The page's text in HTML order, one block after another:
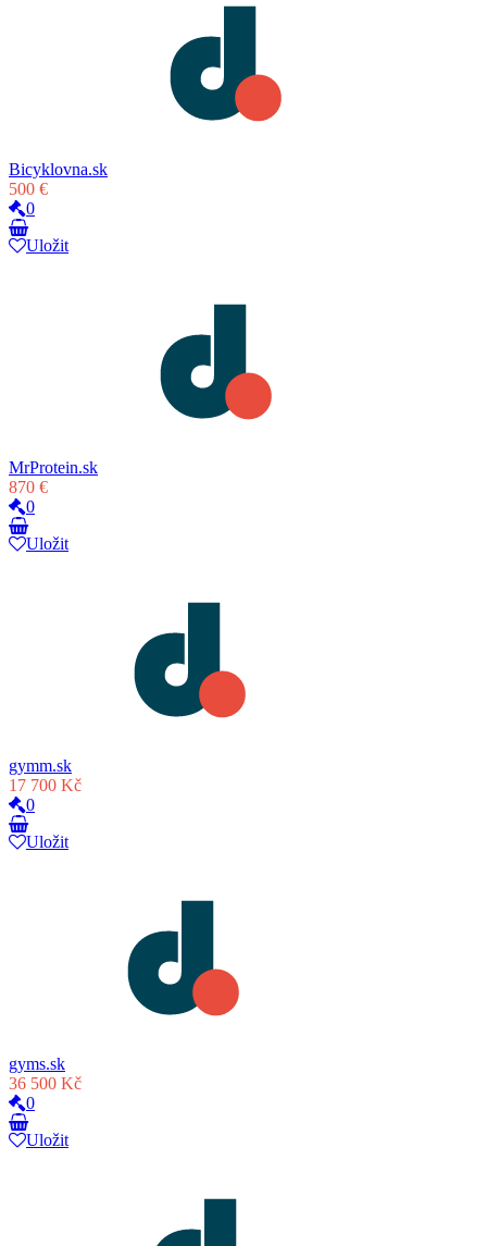
Bicyklovna.sk
500 €
0
Uložit
MrProtein.sk
870 €
0
Uložit
gymm.sk
17 700 Kč
0
Uložit
gyms.sk
36 500 Kč
0
Uložit